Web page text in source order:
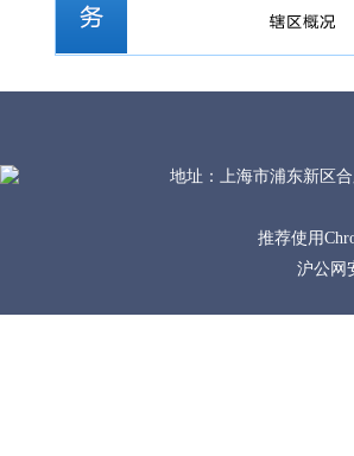
地址：上海市浦东新区
推荐使用
沪公网